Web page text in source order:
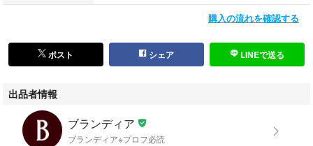
[コンディションの備考]
【内側】
・首周り ⇒ 汗染み若干
[製造番号・刻印]
購入の流れを確認する
ポスト シェア LINEで送る
出品者情報
ブランディア
ブランディア※プロフ必読